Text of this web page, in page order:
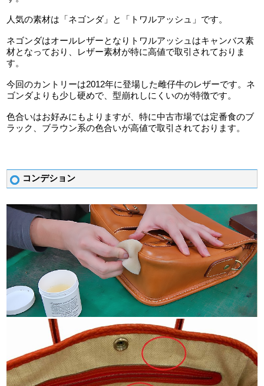
人気の素材は「ネゴンダ」と「トワルアッシュ」です。
ネゴンダはオールレザーとなりトワルアッシュはキャンバス素
材となっており、レザー素材が特に高値で取引されておりま
す。
今回のカントリーは2012年に登場した雌仔牛のレザーです。ネ
ゴンダよりも少し硬めで、型崩れしにくいのが特徴です。
色合いはお好みにもよりますが、特に中古市場では定番食のブ
ラック、ブラウン系の色合いが高値で取引されております。
コンデション